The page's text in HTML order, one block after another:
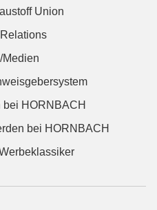
Union
Relations
Medien
bei HORNBACH
bei HORNBACH